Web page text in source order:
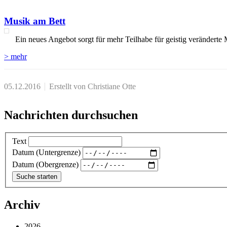
Musik am Bett
Ein neues Angebot sorgt für mehr Teilhabe für geistig veränderte
> mehr
05.12.2016 Erstellt von Christiane Otte
Nachrichten durchsuchen
Text
Datum (Untergrenze)
Datum (Obergrenze)
Archiv